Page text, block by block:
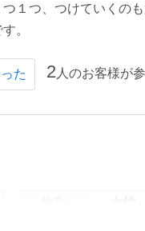
つ１つ、つけていくの
。
た 2 人のお客様が